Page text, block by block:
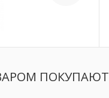
ПОКУПАЮТ